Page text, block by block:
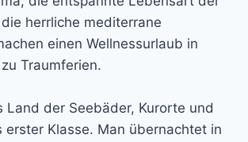
herrliche mediterrane
einen Wellnessurlaub in
Traumferien.
Land der Seebäder, Kurorte und
erster Klasse. Man übernachtet in